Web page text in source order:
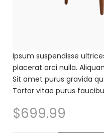
Ipsum suspendisse
placerat orci nulla.
Sit amet purus gravida
Tortor vitae purus
$699.99